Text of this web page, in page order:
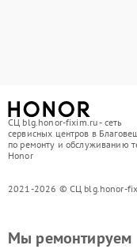
СЦ blg.honor-fixim.ru - сеть
сервисных центров в
по ремонту и обслуживанию
Honor
2021-2026 © СЦ blg.honor-
Мы ремонтируем